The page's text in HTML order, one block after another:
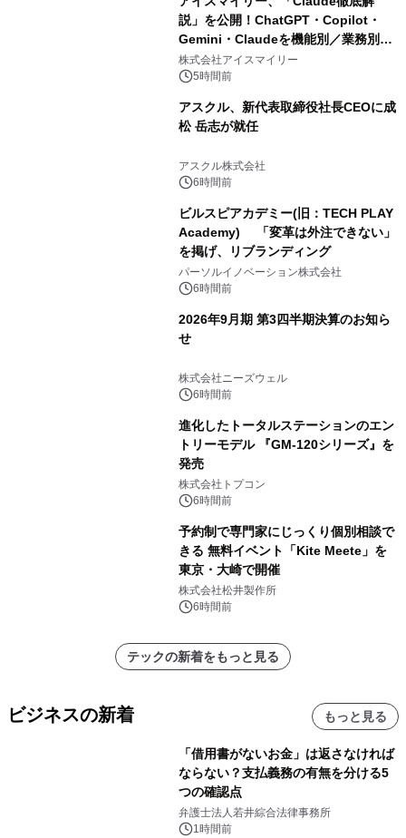
説」を公開！ChatGPT・Copilot・
Gemini・Claudeを機能別／業務別に
比較―自社に合う生成AIの選び方がわ
かる実践ガイド
株式会社アイスマイリー
5時間前
アスクル、新代表取締役社長CEOに成
松 岳志が就任
アスクル株式会社
6時間前
ビルスピアカデミー(旧：TECH PLAY
Academy) 「変革は外注できない」
を掲げ、リブランディング
パーソルイノベーション株式会社
6時間前
2026年9月期 第3四半期決算のお知ら
せ
株式会社ニーズウェル
6時間前
進化したトータルステーションのエン
トリーモデル 『GM-120シリーズ』を
発売
株式会社トプコン
6時間前
予約制で専門家にじっくり個別相談で
きる 無料イベント「Kite Meete」を
東京・大崎で開催
株式会社松井製作所
6時間前
テックの新着をもっと見る
ビジネスの新着 もっと見る
「借用書がないお金」は返さなければ
ならない？支払義務の有無を分ける5
つの確認点
弁護士法人若井綜合法律事務所
1時間前